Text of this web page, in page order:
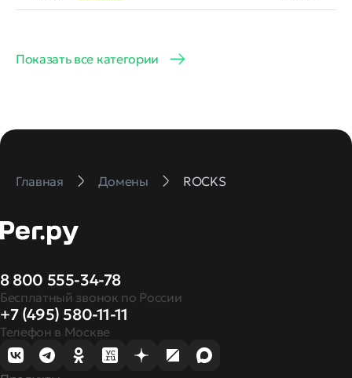
Показать все категории
Главная Домены ROCKS
8 800 555-34-78
Бесплатный звонок по России
+7 (495) 580-11-11
Телефон в Москве